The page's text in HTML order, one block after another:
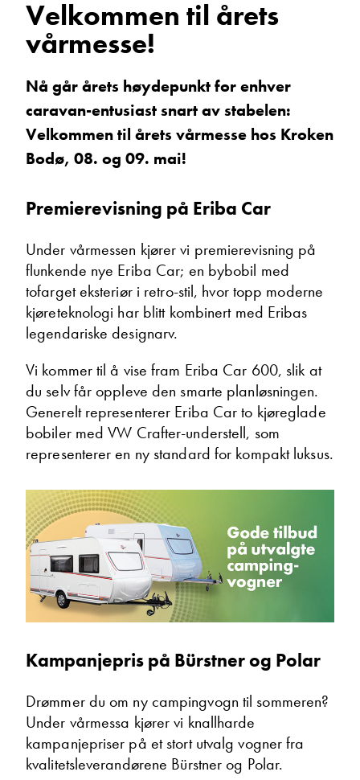
Vis telefon
Hjalmar Fredriksen
Salgssjef
Vis telefon
Vis epost
Mary Ann Olsen
Butikk
Vis telefon
Vis epost
Torben Hanssen
Velkommen til årets
vårmesse!
Nå går årets høydepunkt for enhver
caravan-entusiast snart av stabelen:
Velkommen til årets vårmesse hos Kroken
Bodø, 08. og 09. mai!
Premierevisning på Eriba Car
Under vårmessen kjører vi premierevisning på
flunkende nye Eriba Car; en bybobil med
tofarget eksteriør i retro-stil, hvor topp moderne
kjøreteknologi har blitt kombinert med Eribas
legendariske designarv.
Vi kommer til å vise fram Eriba Car 600, slik at
du selv får oppleve den smarte planløsningen.
Generelt representerer Eriba Car to kjøreglade
bobiler med VW Crafter-understell, som
representerer en ny standard for kompakt luksus.
Kampanjepris på Bürstner og Polar
Drømmer du om ny campingvogn til sommeren?
Under vårmessa kjører vi knallharde
kampanjepriser på et stort utvalg vogner fra
kvalitetsleverandørene Bürstner og Polar.